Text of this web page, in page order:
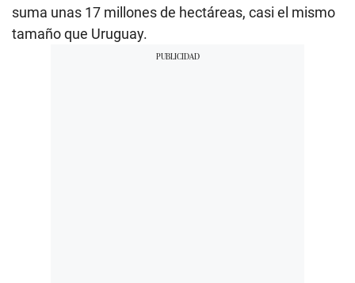
suma unas 17 millones de hectáreas, casi el mismo
tamaño que Uruguay.